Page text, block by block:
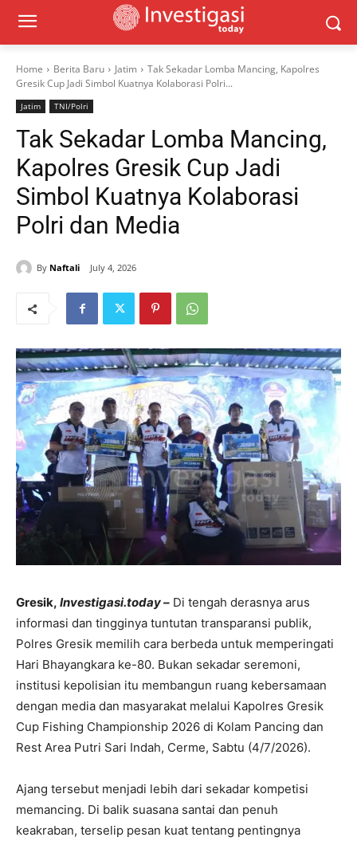
Home Berita Baru Jatim
Tak Sekadar Lomba Mancing, Kapolres
Gresik Cup Jadi Simbol Kuatnya Kolaborasi Polri...
Jatim TNI/Polri
Tak Sekadar Lomba Mancing,
Kapolres Gresik Cup Jadi
Simbol Kuatnya Kolaborasi
Polri dan Media
By Naftali July 4, 2026
Gresik, Investigasi.today – Di tengah derasnya arus
informasi dan tingginya tuntutan transparansi publik,
Polres Gresik memilih cara berbeda untuk memperingati
Hari Bhayangkara ke-80. Bukan sekadar seremoni,
institusi kepolisian itu membangun ruang kebersamaan
dengan media dan masyarakat melalui Kapolres Gresik
Cup Fishing Championship 2026 di Kolam Pancing dan
Rest Area Putri Sari Indah, Cerme, Sabtu (4/7/2026).
Ajang tersebut menjadi lebih dari sekadar kompetisi
memancing. Di balik suasana santai dan penuh
keakraban, terselip pesan kuat tentang pentingnya